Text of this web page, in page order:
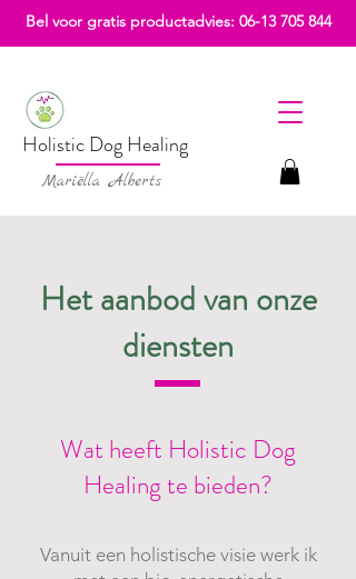
Holistic Dog Healing
Mariëlla Alberts
Bel voor gratis productadvies: 06-13 705 844
Het aanbod van onze
diensten
Wat heeft Holistic Dog
Healing te bieden?
Vanuit een holistische visie werk ik